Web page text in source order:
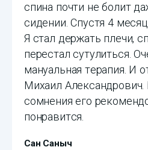
спина почти не болит
сидении. Спустя 4
Я стал держать плечи,
перестал сутулиться.
мануальная терапия. И
Михаил Александрович.
сомнения его
понравится.
Сан Саныч